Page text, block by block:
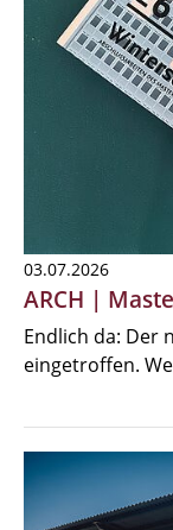
03.07.2026
ARCH |
Endlich da: Der
eingetroffen.